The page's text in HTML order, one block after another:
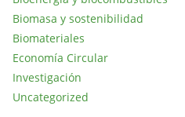
Biomasa y sostenibilidad
Biomateriales
Economía Circular
Investigación
Uncategorized